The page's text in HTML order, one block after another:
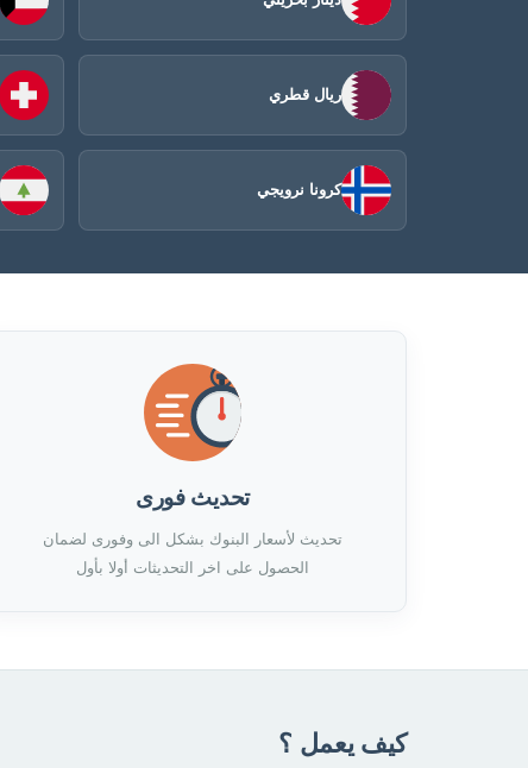
ريال قطري
كرونا نرويجي
تحديث فورى
تحديث لأسعار البنوك بشكل الى وفورى لضمان
الحصول على اخر التحديثات أولا بأول
كيف يعمل ؟